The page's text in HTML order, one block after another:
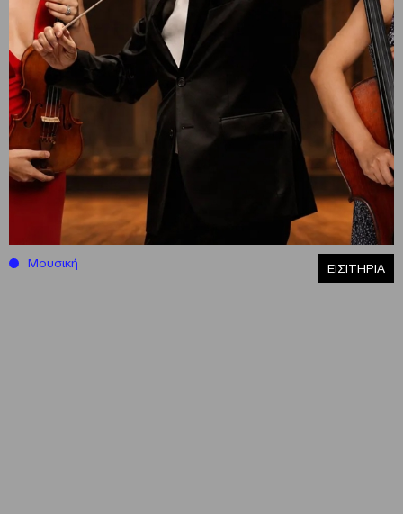
Μουσική ΕΙΣΙΤΗΡΙΑ